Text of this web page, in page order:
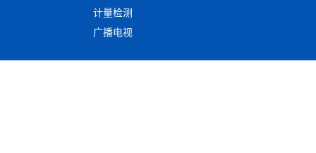
计量检测
广播电视